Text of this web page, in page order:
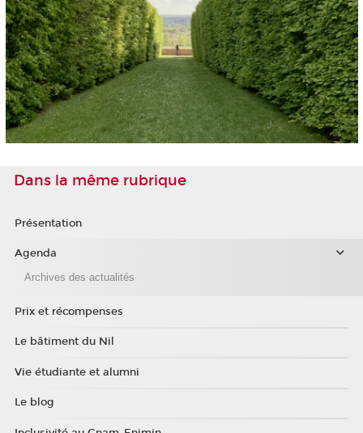
Dans la même rubrique
Présentation
Agenda
Archives des actualités
Prix et récompenses
Le bâtiment du Nil
Vie étudiante et alumni
Le blog